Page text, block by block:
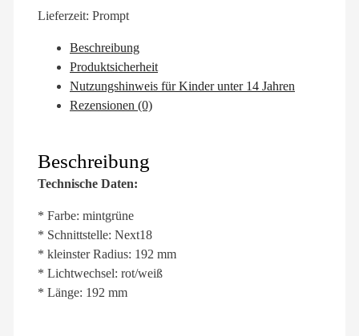
Lieferzeit: Prompt
Beschreibung
Produktsicherheit
Nutzungshinweis für Kinder unter 14 Jahren
Rezensionen (0)
Beschreibung
Technische Daten:
* Farbe: mintgrüne
* Schnittstelle: Next18
* kleinster Radius: 192 mm
* Lichtwechsel: rot/weiß
* Länge: 192 mm